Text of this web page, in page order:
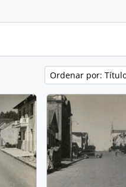
Ordenar por: